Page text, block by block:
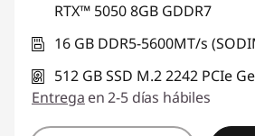
RTX™ 5050 8GB GDDR7
16 GB DDR5-5600MT/s
512 GB SSD M.2 2242 PCIe
Entrega en 2-5 días hábiles